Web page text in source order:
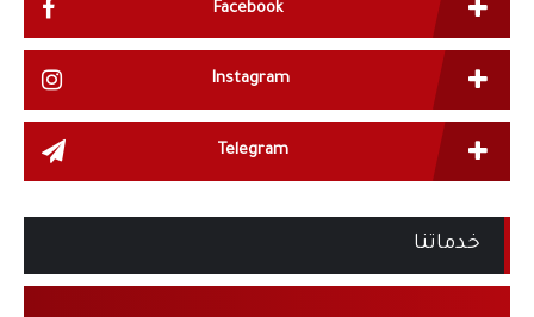
Facebook
Instagram
Telegram
خدماتنا